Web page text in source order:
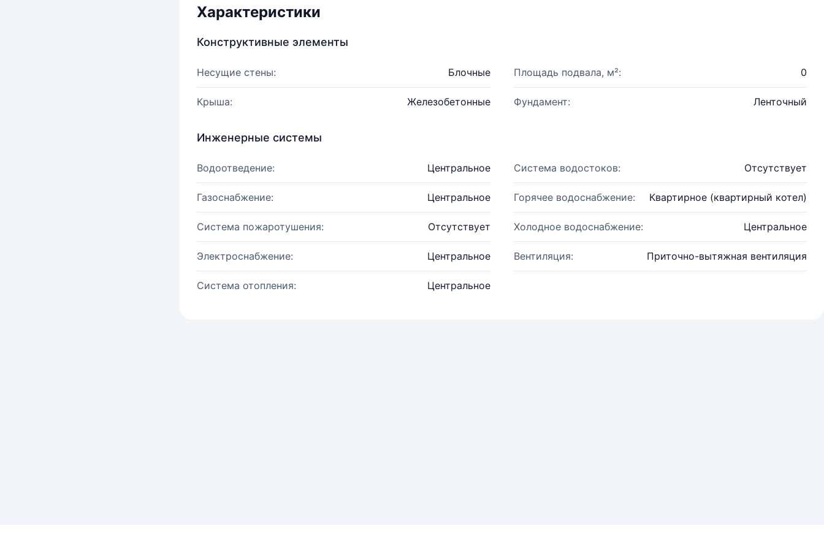
Характеристики
Конструктивные элементы
Несущие стены: Блочные Площадь подвала, м²: 0
Крыша: Железобетонные Фундамент: Ленточный
Инженерные системы
Водоотведение: Центральное Система водостоков: Отсутствует
Газоснабжение: Центральное Горячее водоснабжение: Квартирное (квартирный котел)
Система пожаротушения: Отсутствует Холодное водоснабжение: Центральное
Электроснабжение: Центральное Вентиляция: Приточно-вытяжная вентиляция
Система отопления: Центральное